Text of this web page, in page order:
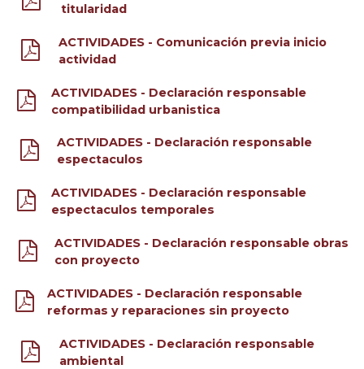
titularidad
ACTIVIDADES - Comunicación previa inicio
actividad
ACTIVIDADES - Declaración responsable
compatibilidad urbanistica
ACTIVIDADES - Declaración responsable
espectaculos
ACTIVIDADES - Declaración responsable
espectaculos temporales
ACTIVIDADES - Declaración responsable obras
con proyecto
ACTIVIDADES - Declaración responsable
reformas y reparaciones sin proyecto
ACTIVIDADES - Declaración responsable
ambiental